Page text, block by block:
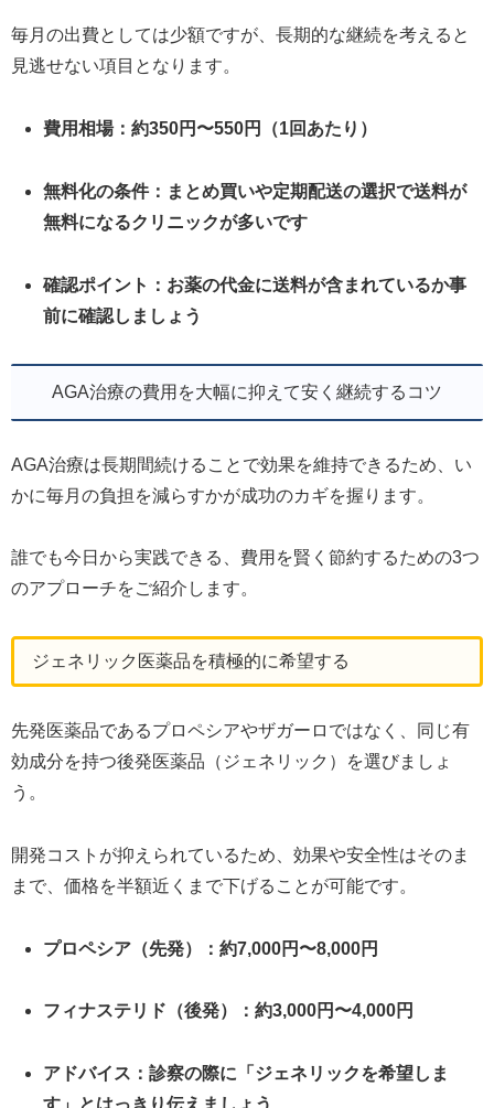
毎月の出費としては少額ですが、長期的な継続を考えると
見逃せない項目となります。
費用相場：約350円〜550円（1回あたり）
無料化の条件：まとめ買いや定期配送の選択で送料が
無料になるクリニックが多いです
確認ポイント：お薬の代金に送料が含まれているか事
前に確認しましょう
AGA治療の費用を大幅に抑えて安く継続するコツ
AGA治療は長期間続けることで効果を維持できるため、い
かに毎月の負担を減らすかが成功のカギを握ります。
誰でも今日から実践できる、費用を賢く節約するための3つ
のアプローチをご紹介します。
ジェネリック医薬品を積極的に希望する
先発医薬品であるプロペシアやザガーロではなく、同じ有
効成分を持つ後発医薬品（ジェネリック）を選びましょ
う。
開発コストが抑えられているため、効果や安全性はそのま
まで、価格を半額近くまで下げることが可能です。
プロペシア（先発）：約7,000円〜8,000円
フィナステリド（後発）：約3,000円〜4,000円
アドバイス：診察の際に「ジェネリックを希望しま